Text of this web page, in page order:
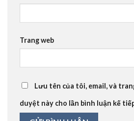
Trang web
Lưu tên của tôi, email, và
duyệt này cho lần bình luận kế